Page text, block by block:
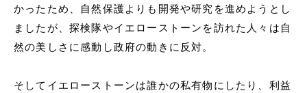
かったため、自然保護よりも開発や研究を進めようとし
ましたが、探検隊やイエローストーンを訪れた人々は自
然の美しさに感動し政府の動きに反対。
そしてイエローストーンは誰かの私有物にしたり、利益